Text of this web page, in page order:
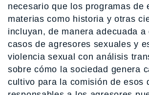
necesario que los programas de
materias como historia y otras
incluyan, de manera adecuada a
casos de agresores sexuales y
violencia sexual con análisis
sobre cómo la sociedad genera
cultivo para la comisión de esos